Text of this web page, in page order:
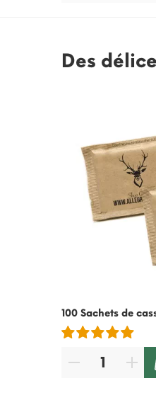
Des
100 Sachets de